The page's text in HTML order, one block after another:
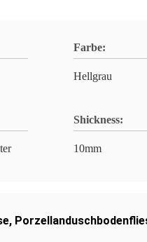
Farbe:
Hellgrau
Shickness:
10mm
,